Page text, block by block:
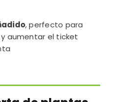
, perfecto para
aumentar el ticket